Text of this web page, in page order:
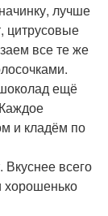
лучше
цитрусовые
все те же
ещё
и кладём по
Вкуснее всего
хорошенько